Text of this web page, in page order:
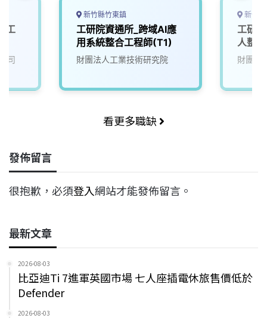
工
司
新竹縣竹東鎮
工研院資通所_跨域AI應
用系統整合工程師(T1)
財團法人工業技術研究院
新竹
工研
人整
財團法
看更多職缺
發佈留言
很抱歉，必須登入網站才能發佈留言。
最新文章
2026-08-03
比亞迪Ti 7進軍英國市場 七人座插電休旅售價低於
Defender
2026-08-03